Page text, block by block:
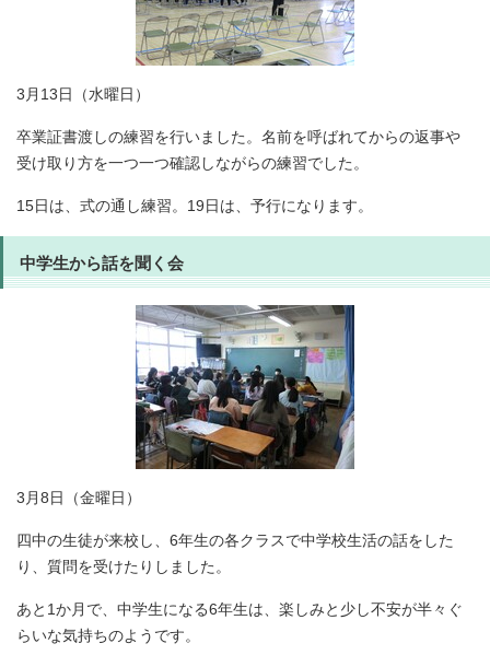
3月13日（水曜日）
卒業証書渡しの練習を行いました。名前を呼ばれてからの返事や
受け取り方を一つ一つ確認しながらの練習でした。
15日は、式の通し練習。19日は、予行になります。
中学生から話を聞く会
3月8日（金曜日）
四中の生徒が来校し、6年生の各クラスで中学校生活の話をした
り、質問を受けたりしました。
あと1か月で、中学生になる6年生は、楽しみと少し不安が半々ぐ
らいな気持ちのようです。